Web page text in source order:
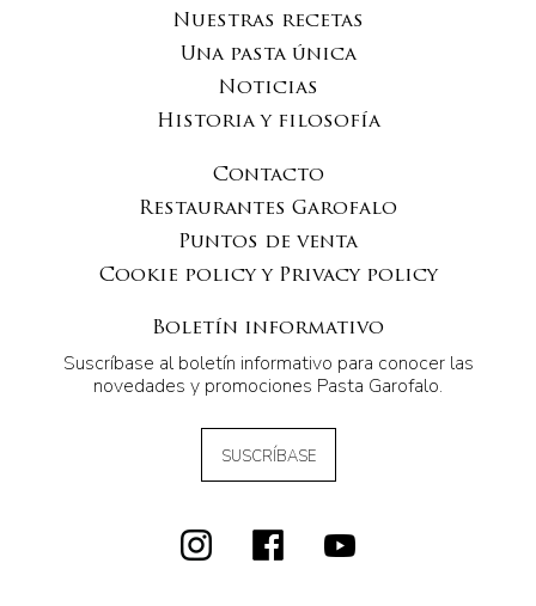
Nuestras recetas
Una pasta única
Noticias
Historia y filosofía
Contacto
Restaurantes Garofalo
Puntos de venta
Cookie policy y Privacy policy
Boletín informativo
Suscríbase al boletín informativo para conocer las
novedades y promociones Pasta Garofalo.
SUSCRÍBASE